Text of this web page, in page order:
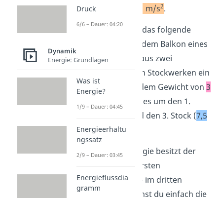
der Erde von
9,81 m/s2.
Schauen wir uns das folgende
an: Von dem Balkon eines
Hauses fällt uns aus zwei
unterschiedlichen Stockwerken ein
Blumentopf mit dem Gewicht von 3
. Konkret geht es um den 1.
) und den 3. Stock (7,5
m).
Welche Lageenergie besitzt der
Blumentopf im ersten
beziehungsweise im dritten
Stock? Dazu kannst du einfach die
Druck
6/6 – Dauer: 04:20
Dynamik
Energie: Grundlagen
Was ist
Energie?
1/9 – Dauer: 04:45
Energieerhaltu
ngssatz
2/9 – Dauer: 03:45
Energieflussdia
gramm